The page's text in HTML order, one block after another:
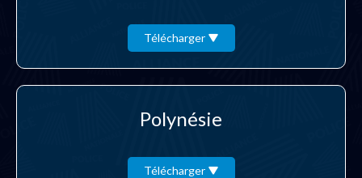
Télécharger
Polynésie
Télécharger